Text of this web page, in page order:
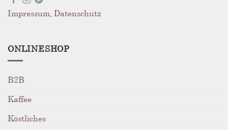
Impressum Datenschutz
ONLINESHOP
B2B
Kaffee
Köstliches